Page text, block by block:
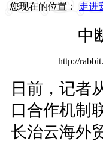
您现在的位置： 走进
中
http://
日前，记者
口合作机制
长治云海外